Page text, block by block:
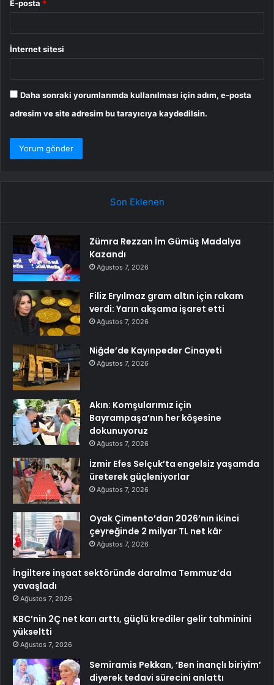
E-posta *
İnternet sitesi
Daha sonraki yorumlarımda kullanılması için adım, e-posta
adresim ve site adresim bu tarayıcıya kaydedilsin.
Son Eklenen
Zümra Rezzan İm Gümüş Madalya
Kazandı
Ağustos 7, 2026
Filiz Eryılmaz gram altın için rakam
verdi: Yarın akşama işaret etti
Ağustos 7, 2026
Niğde’de Kayınpeder Cinayeti
Ağustos 7, 2026
Akın: Komşularımız için
Bayrampaşa’nın her köşesine
dokunuyoruz
Ağustos 7, 2026
İzmir Efes Selçuk’ta engelsiz yaşamda
üreterek güçleniyorlar
Ağustos 7, 2026
Oyak Çimento’dan 2026’nın ikinci
çeyreğinde 2 milyar TL net kâr
Ağustos 7, 2026
İngiltere inşaat sektöründe daralma Temmuz’da
yavaşladı
Ağustos 7, 2026
KBC’nin 2Ç net karı arttı, güçlü krediler gelir tahminini
yükseltti
Ağustos 7, 2026
Semiramis Pekkan, ‘Ben inançlı biriyim’
diyerek tedavi sürecini anlattı